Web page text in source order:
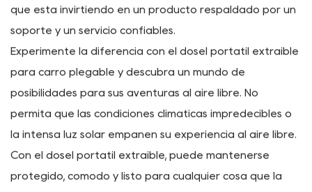
la calidad y el rendimiento de la capota extraíble
portátil y ofrecemos una garantía integral de
satisfacción del cliente. Si por algún motivo no está
completamente satisfecho con su compra, simplemente
comuníquese con nuestro dedicado equipo de atención
al cliente y con gusto lo ayudaremos con una solución.
Con nuestro compromiso con la excelencia y su
tranquilidad, puede comprar con confianza sabiendo
que está invirtiendo en un producto respaldado por un